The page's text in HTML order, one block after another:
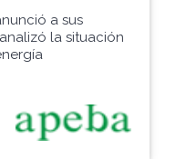
a sus
la situación